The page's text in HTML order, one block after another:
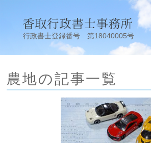
行政書士登録番号 第18040005号
農地の記事一覧